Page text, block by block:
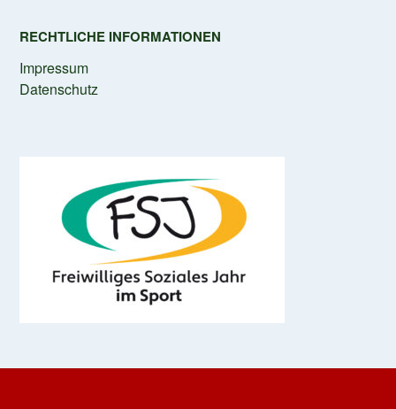
RECHTLICHE INFORMATIONEN
Impressum
Datenschutz